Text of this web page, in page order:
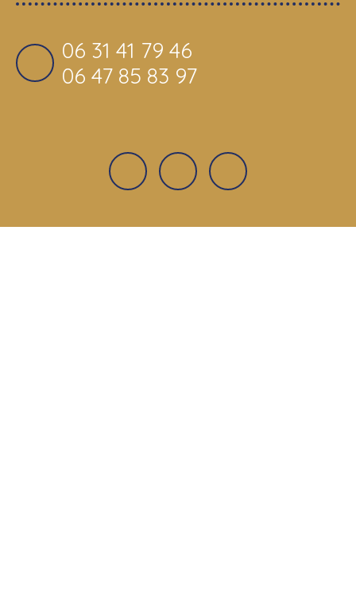
06 31 41 79 46
06 47 85 83 97